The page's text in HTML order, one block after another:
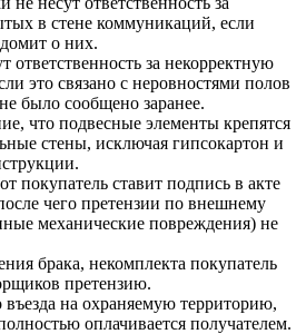
в стене коммуникаций, если
о них.
ответственность за некорректную
это связано с неровностями полов
было сообщено заранее.
что подвесные элементы крепятся
стены, исключая гипсокартон и
покупатель ставит подпись в акте
чего претензии по внешнему
механические повреждения) не
брака, некомплекта покупатель
претензию.
въезда на охраняемую территорию,
оплачивается получателем.